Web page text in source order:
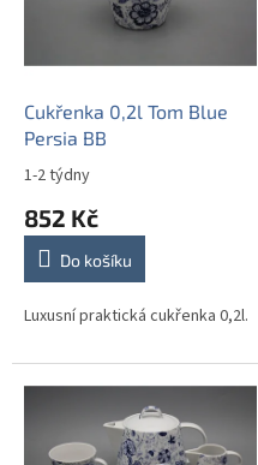
Cukřenka 0,2l Tom Blue
Persia BB
1-2 týdny
852 Kč
Do košíku
Luxusní praktická cukřenka 0,2l.